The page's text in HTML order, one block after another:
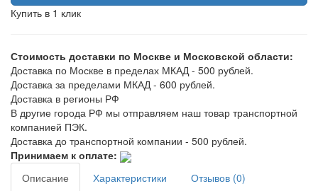
Купить в 1 клик
Стоимость доставки по Москве и Московской области:
Доставка по Москве в пределах МКАД - 500 рублей.
Доставка за пределами МКАД - 600 рублей.
Доставка в регионы РФ
В другие города РФ мы отправляем наш товар транспортной
компанией ПЭК.
Доставка до транспортной компании - 500 рублей.
Принимаем к оплате:
Описание
Характеристики
Отзывов (0)